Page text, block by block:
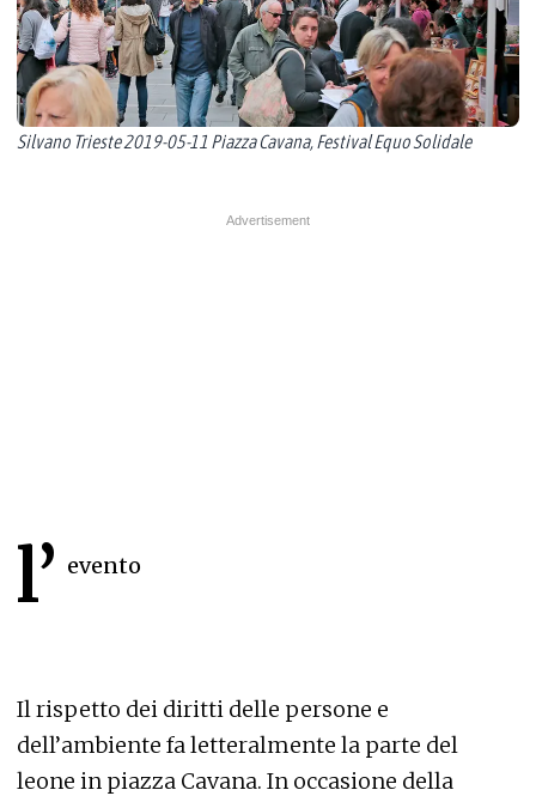
Silvano Trieste 2019-05-11 Piazza Cavana, Festival Equo Solidale
l’ evento
Il rispetto dei diritti delle persone e
dell’ambiente fa letteralmente la parte del
leone in piazza Cavana. In occasione della